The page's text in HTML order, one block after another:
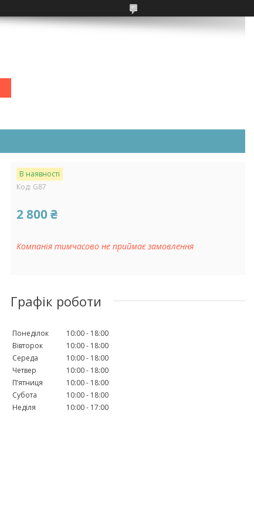
В наявності
Код: G87
2 800 ₴
Компанія тимчасово не приймає замовлення
Графік роботи
Понеділок 10:00
18:00
Вівторок
10:00
18:00
Середа
10:00
18:00
Четвер
10:00
18:00
Пʼятниця
10:00
18:00
Субота
10:00
18:00
Неділя
10:00 17:00